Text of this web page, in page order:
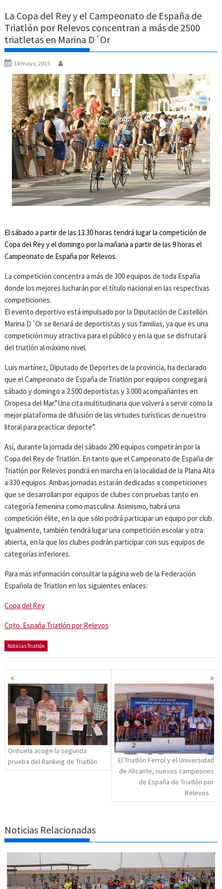
La Copa del Rey y el Campeonato de España de
Triatlón por Relevos concentran a más de 2500
triatletas en Marina D´Or
14 mayo, 2015
El sábado a partir de las 13.30 horas tendrá lugar la competición de
Copa del Rey y el domingo por la mañana a partir de las 9 horas el
Campeonato de España por Relevos.
La competición concentra a más de 300 equipos de toda España
donde los mejores lucharán por el título nacional en las respectivas
competiciones.
El evento deportivo está impulsado por la Diputación de Castellón.
Marina D´Or se llenará de deportistas y sus familias, ya que es una
competición muy atractiva para el público y en la que se disfrutará
del triatlón al máximo nivel.
Luis martínez, Diputado de Deportes de la provincia, ha declarado
que el Campeonato de España de Triatlón por equipos congregará
sábado y domingo a 2.500 deportistas y 3.000 acompañantes en
Oropesa del Mar.”Una cita multitudinaria que volverá a servir como la
mejor plataforma de difusión de las virtudes turísticas de nuestro
litoral para practicar deporte”.
Así, durante la jornada del sábado 290 equipos competirán por la
Copa del Rey de Triatlón. En tanto que el Campeonato de España de
Triatlón por Relevos pondrá en marcha en la localidad de la Plana Alta
a 330 equipos. Ambas jornadas estarán dedicadas a competiciones
que se desarrollan por equipos de clubes con pruebas tanto en
categoría femenina como masculina. Asimismo, habrá una
competición élite, en la que sólo podrá participar un equipo por club.
Igualmente, también tendrá lugar una competición escolar y otra
abierta, en la que los clubes podrán participar con sus equipos de
categorías inferiores.
Para más información consultar la página web de la Federación
Española de Triatlon en los siguientes enlaces:
Copa del Rey
Cpto. España Triatlón por Relevos
Noticias Triatlón
Navegación
de
entradas
Orihuela acoge la segunda
prueba del Ranking de Triatlón
El Triatlón Ferrol y el Universidad
de Alicante, nuevos campeones
de España de Triatlón por
Relevos
Noticias Relacionadas